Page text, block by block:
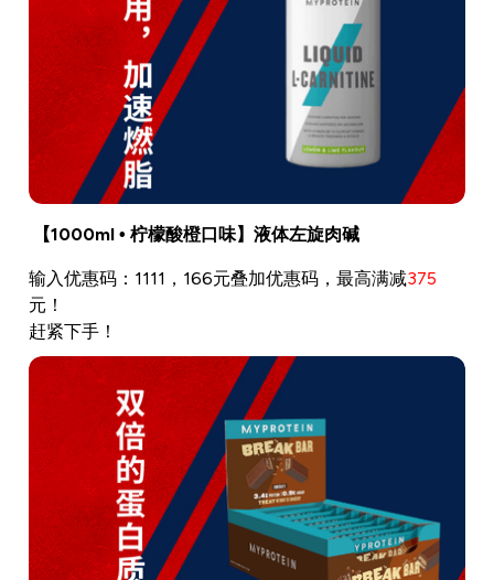
【1000ml • 柠檬酸橙口味】液体左旋肉碱
输入优惠码：1111，166元叠加优惠码，最高满减375
元！
赶紧下手！